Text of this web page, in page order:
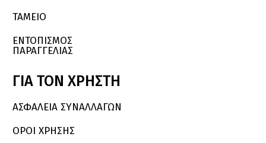
ΤΑΜΕΙΟ
ΕΝΤΟΠΙΣΜΟΣ
ΠΑΡΑΓΓΕΛΙΑΣ
ΓΙΑ ΤΟΝ ΧΡΗΣΤΗ
ΑΣΦΑΛΕΙΑ ΣΥΝΑΛΛΑΓΩΝ
ΟΡΟΙ ΧΡΗΣΗΣ